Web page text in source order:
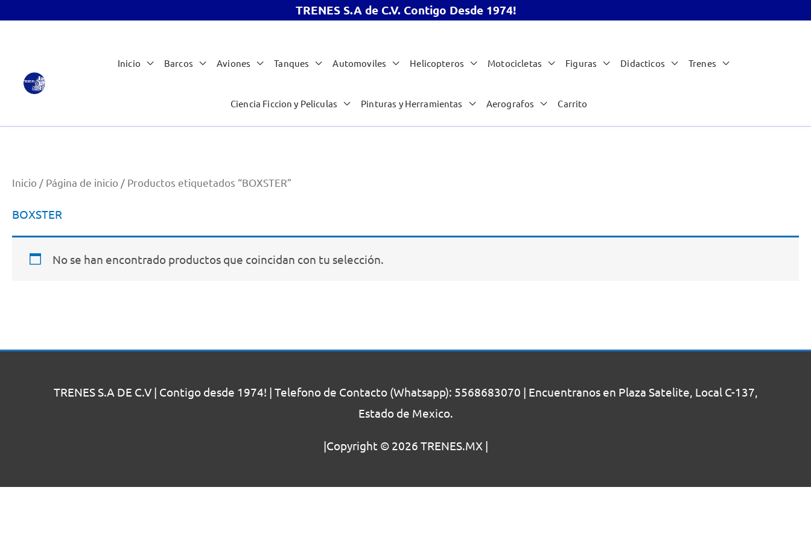
TRENES S.A de C.V. Contigo Desde 1974!
contenido
Inicio Barcos Aviones Tanques Automoviles Helicopteros Motocicletas Figuras Didacticos Trenes
Ciencia Ficcion y Peliculas Pinturas y Herramientas Aerografos Carrito
Inicio / Página de inicio / Productos etiquetados “BOXSTER”
BOXSTER
No se han encontrado productos que coincidan con tu selección.
TRENES S.A DE C.V | Contigo desde 1974! | Telefono de Contacto (Whatsapp): 5568683070 | Encuentranos en Plaza Satelite, Local C-137,
Estado de Mexico.
|Copyright © 2026 TRENES.MX |